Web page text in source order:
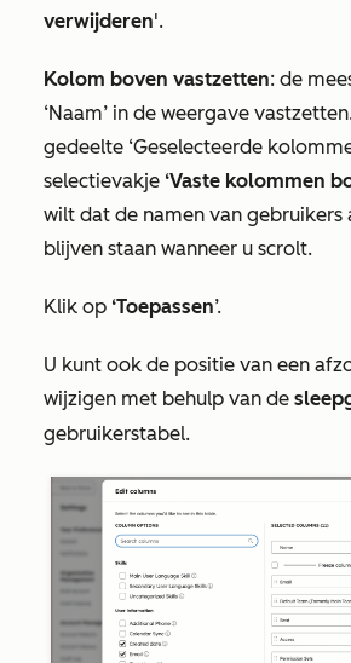
verwijderen'.
Kolom boven vastzetten: de
‘Naam’ in de weergave
gedeelte ‘Geselecteerde
selectievakje ‘Vaste kolommen
wilt dat de namen van gebruikers
blijven staan wanneer u scrolt.
Klik op ‘Toepassen’.
U kunt ook de positie van een
wijzigen met behulp van de
gebruikerstabel.